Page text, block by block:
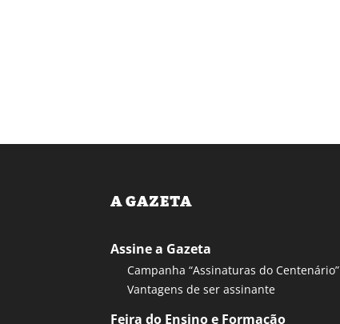
A GAZETA
Assine a Gazeta
Campanha “Assinaturas do Centenário”
Vantagens de ser assinante
Feira do Ensino e Formação